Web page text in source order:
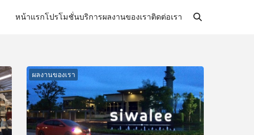
หน้าแรกโปรโมชั่นบริการผลงานของเราติดต่อเรา
ผลงานของเรา